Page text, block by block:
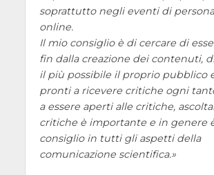
soprattutto negli eventi di
online.
Il mio consiglio è di cercare di
fin dalla creazione dei contenuti,
il più possibile il proprio pubblico
pronti a ricevere critiche ogni
a essere aperti alle critiche,
critiche è importante e in genere
consiglio in tutti gli aspetti della
comunicazione scientifica.